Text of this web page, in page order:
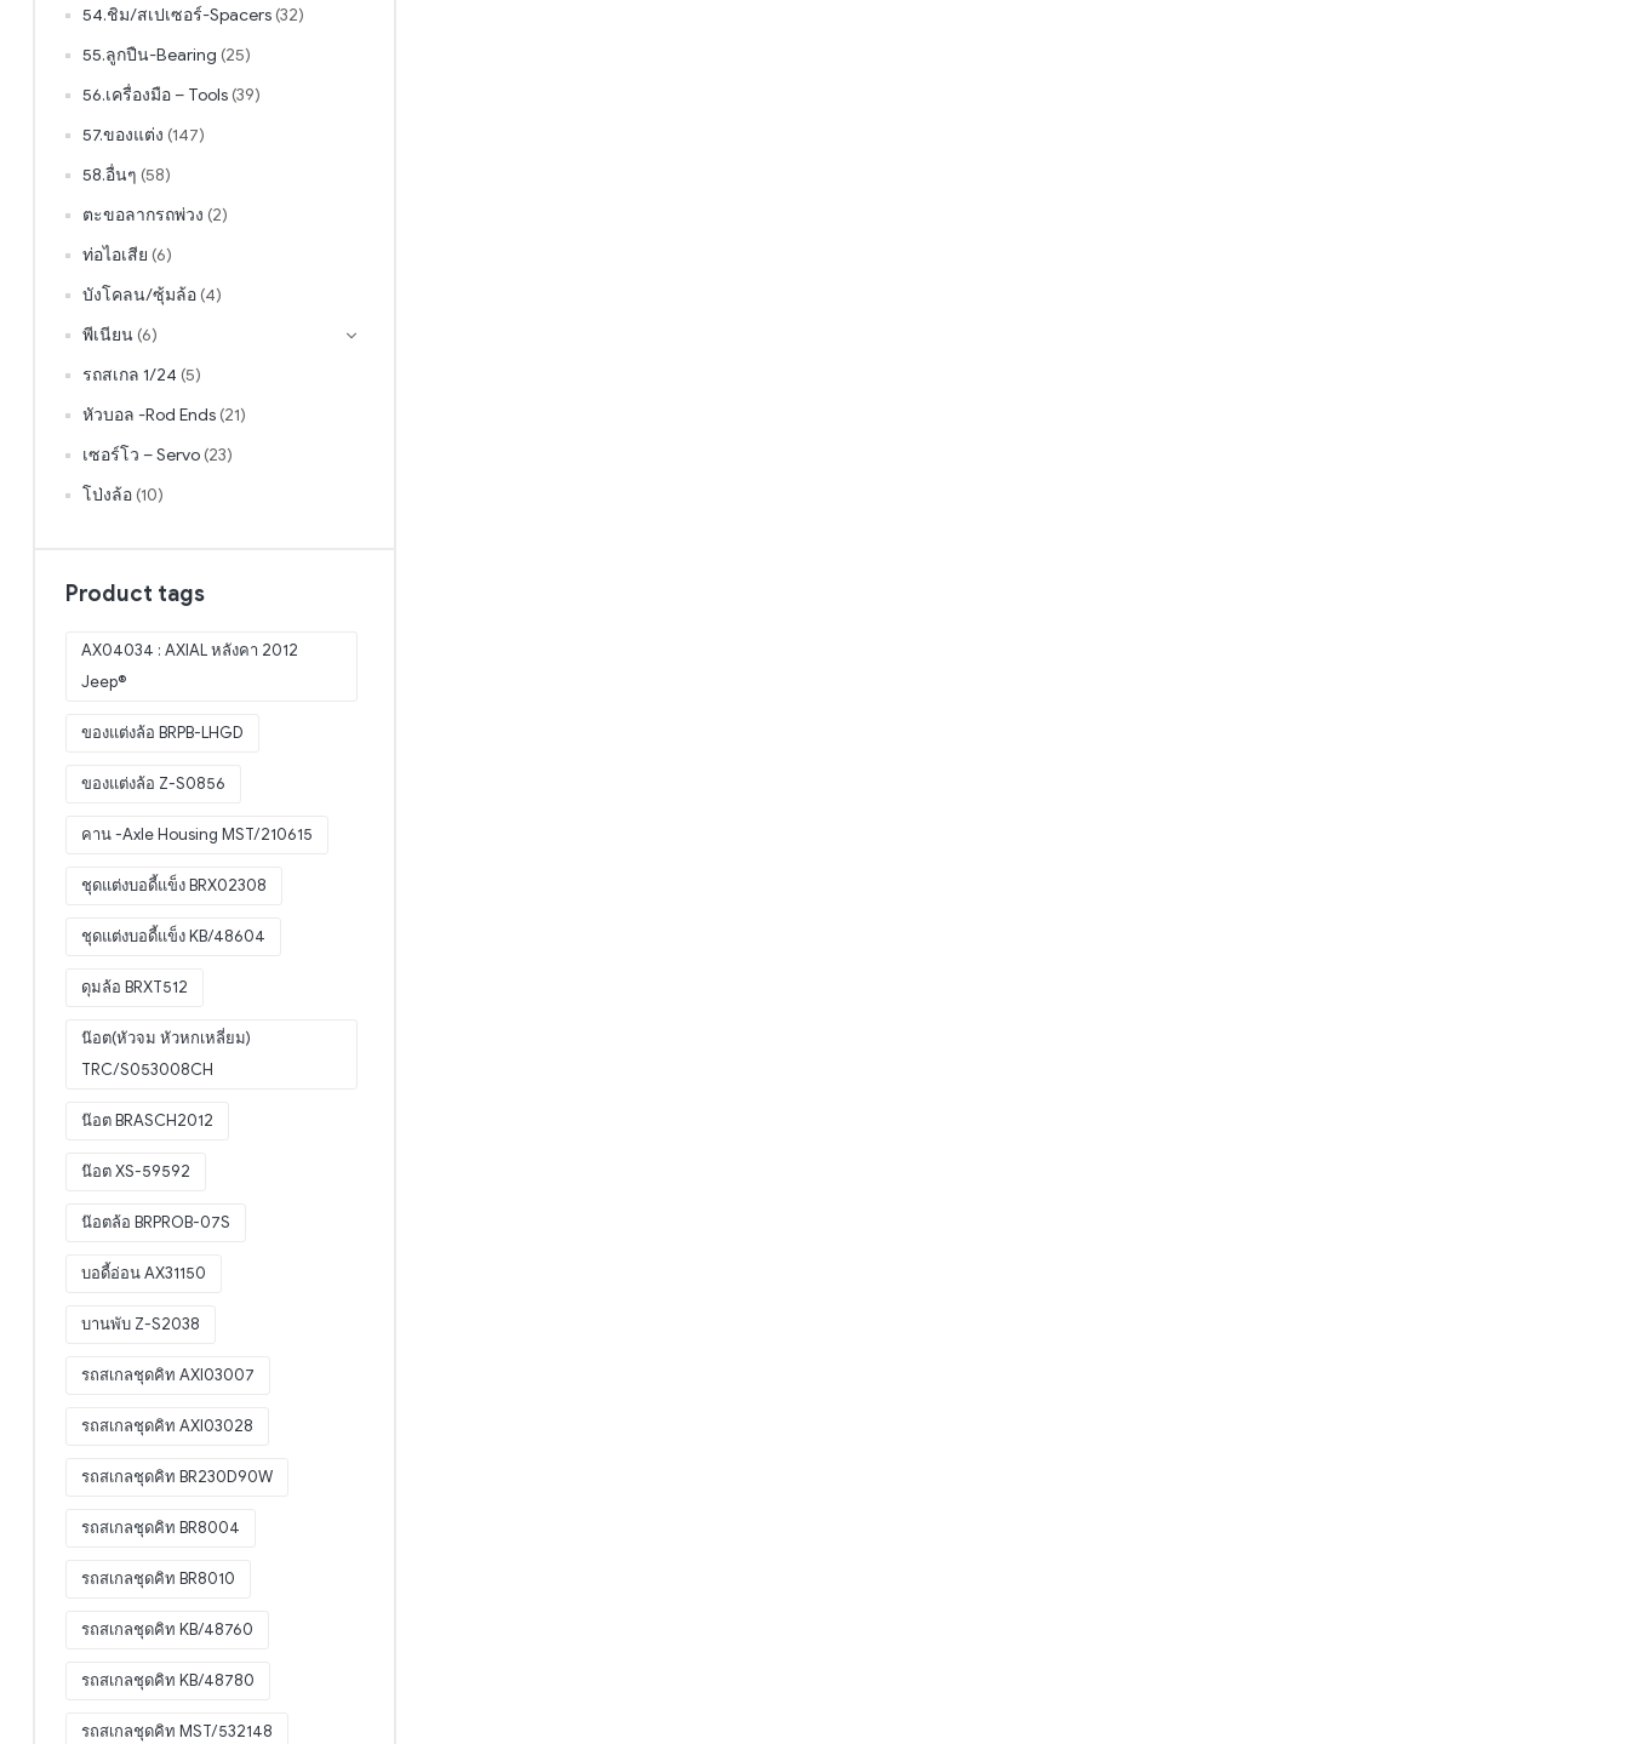
54.ชิม/สเปเซอร์-Spacers (32)
55.ลูกปืน-Bearing (25)
56.เครื่องมือ – Tools (39)
57.ของแต่ง (147)
58.อื่นๆ (58)
ตะขอลากรถพ่วง (2)
ท่อไอเสีย (6)
บังโคลน/ซุ้มล้อ (4)
พีเนียน (6)
รถสเกล 1/24 (5)
หัวบอล -Rod Ends (21)
เซอร์โว – Servo (23)
โป่งล้อ (10)
Product tags
AX04034 : AXIAL หลังคา 2012
Jeep®
ของแต่งล้อ BRPB-LHGD
ของแต่งล้อ Z-S0856
คาน -Axle Housing MST/210615
ชุดแต่งบอดี้แข็ง BRX02308
ชุดแต่งบอดี้แข็ง KB/48604
ดุมล้อ BRXT512
น๊อต(หัวจม หัวหกเหลี่ยม)
TRC/S053008CH
น๊อต BRASCH2012
น๊อต XS-59592
น๊อตล้อ BRPROB-07S
บอดี้อ่อน AX31150
บานพับ Z-S2038
รถสเกลชุดคิท AXI03007
รถสเกลชุดคิท AXI03028
รถสเกลชุดคิท BR230D90W
รถสเกลชุดคิท BR8004
รถสเกลชุดคิท BR8010
รถสเกลชุดคิท KB/48760
รถสเกลชุดคิท KB/48780
รถสเกลชุดคิท MST/532148